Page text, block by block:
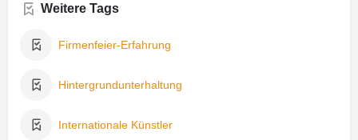
Weitere Tags
Firmenfeier-Erfahrung
Hintergrundunterhaltung
Internationale Künstler